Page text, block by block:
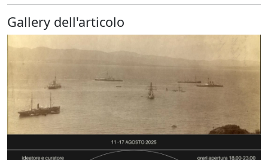
Gallery dell'articolo